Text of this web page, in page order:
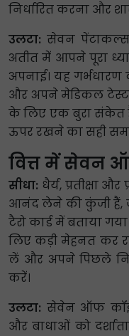
निर्धारित करना और
उलटा: सेवन पेंटाकल्स
अतीत में आपने पूरा
अपनाई। यह
और अपने मेडिकल टेस्ट
के लिए एक बुरा संकेत
ऊपर रखने का सही
वित्त में सेवन
सीधा: धैर्य, प्रतीक्षा
आनंद लेने की कुंजी हैं,
टैरो कार्ड में बताया
लिए कड़ी मेहनत कर
लें और अपने पिछले
करें।
उलटा: सेवेन ऑफ
और बाधाओं को